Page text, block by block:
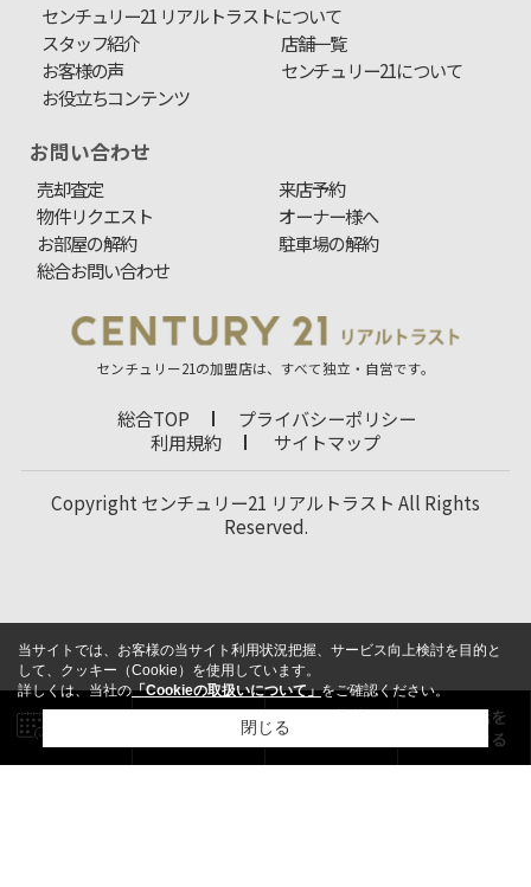
センチュリー21 リアルトラストについて
スタッフ紹介
店舗一覧
お客様の声
センチュリー21について
お役立ちコンテンツ
お問い合わせ
売却査定
来店予約
物件リクエスト
オーナー様へ
お部屋の解約
駐車場の解約
総合お問い合わせ
センチュリー21の加盟店は、すべて独立・自営です。
総合TOP
プライバシーポリシー
利用規約
サイトマップ
Copyright センチュリー21 リアルトラスト All Rights
Reserved.
当サイトでは、お客様の当サイト利用状況把握、サービス向上検討を目的と
して、クッキー（Cookie）を使用しています。
詳しくは、当社の「Cookieの取扱いについて」をご確認ください。
閉じる